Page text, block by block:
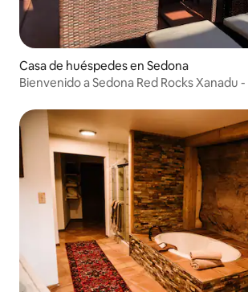
Casa de huéspedes en Sedona
Bienvenido a Sedona Red Rocks Xanadu